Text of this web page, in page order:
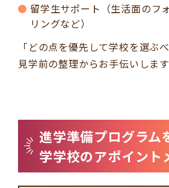
留学生サポート（生活面のフ
リングなど）
「どの点を優先して学校を選ぶ
見学前の整理からお手伝いします
進学準備プログラム
学学校のアポイント